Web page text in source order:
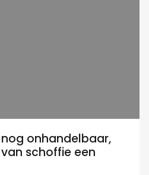
onhandelbaar,
schoffie een